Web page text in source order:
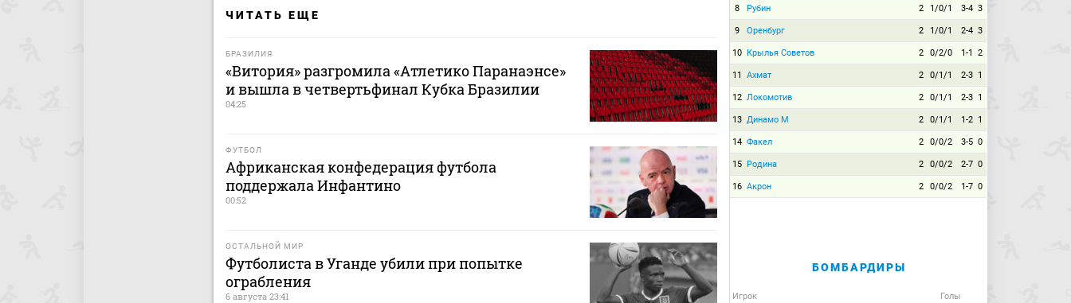
ЧИТАТЬ ЕЩЕ
БРАЗИЛИЯ
«Витория» разгромила «Атлетико Паранаэнсе»
и вышла в четвертьфинал Кубка Бразилии
04:25
ФУТБОЛ
Африканская конфедерация футбола
поддержала Инфантино
00:52
ОСТАЛЬНОЙ МИР
Футболиста в Уганде убили при попытке
ограбления
6 августа 23:41
8 Рубин 2 1/0/1 3-4 3
9 Оренбург 2 1/0/1 2-4 3
10 Крылья Советов 2 0/2/0 1-1 2
11 Ахмат 2 0/1/1 2-3 1
12 Локомотив 2 0/1/1 2-3 1
13 Динамо М 2 0/1/1 1-2 1
14 Факел 2 0/0/2 3-5 0
15 Родина 2 0/0/2 2-7 0
16 Акрон 2 0/0/2 1-7 0
БОМБАРДИРЫ
Игрок Голы